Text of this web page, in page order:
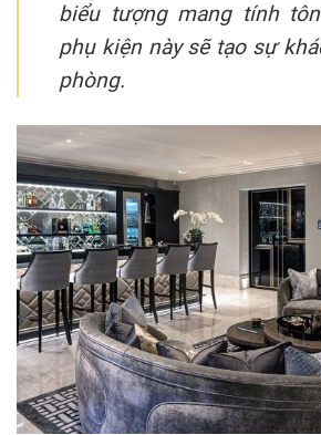
biểu tượng mang tính
phụ kiện này sẽ tạo sự
phòng.